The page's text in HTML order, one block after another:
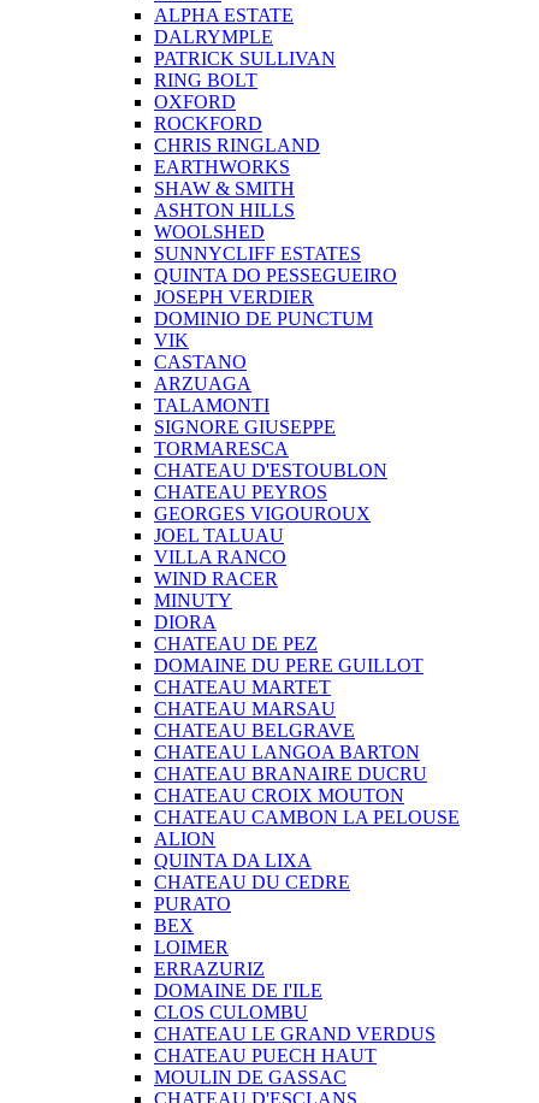
ALPHA ESTATE
DALRYMPLE
PATRICK SULLIVAN
RING BOLT
OXFORD
ROCKFORD
CHRIS RINGLAND
EARTHWORKS
SHAW & SMITH
ASHTON HILLS
WOOLSHED
SUNNYCLIFF ESTATES
QUINTA DO PESSEGUEIRO
JOSEPH VERDIER
DOMINIO DE PUNCTUM
VIK
CASTANO
ARZUAGA
TALAMONTI
SIGNORE GIUSEPPE
TORMARESCA
CHATEAU D'ESTOUBLON
CHATEAU PEYROS
GEORGES VIGOUROUX
JOEL TALUAU
VILLA RANCO
WIND RACER
MINUTY
DIORA
CHATEAU DE PEZ
DOMAINE DU PERE GUILLOT
CHATEAU MARTET
CHATEAU MARSAU
CHATEAU BELGRAVE
CHATEAU LANGOA BARTON
CHATEAU BRANAIRE DUCRU
CHATEAU CROIX MOUTON
CHATEAU CAMBON LA PELOUSE
ALION
QUINTA DA LIXA
CHATEAU DU CEDRE
PURATO
BEX
LOIMER
ERRAZURIZ
DOMAINE DE I'ILE
CLOS CULOMBU
CHATEAU LE GRAND VERDUS
CHATEAU PUECH HAUT
MOULIN DE GASSAC
CHATEAU D'ESCLANS